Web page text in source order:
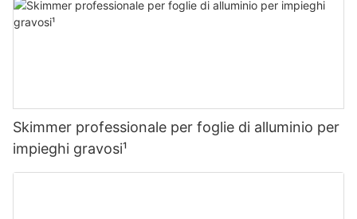
Skimmer professionale per foglie di alluminio per
impieghi gravosi¹